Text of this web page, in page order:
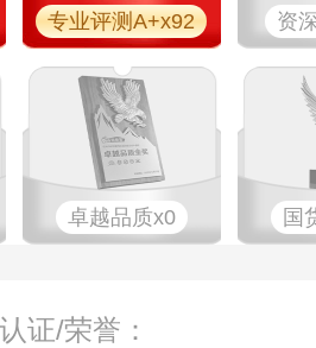
专业评测A+x92 资
卓越品质x0 国
证/荣誉：